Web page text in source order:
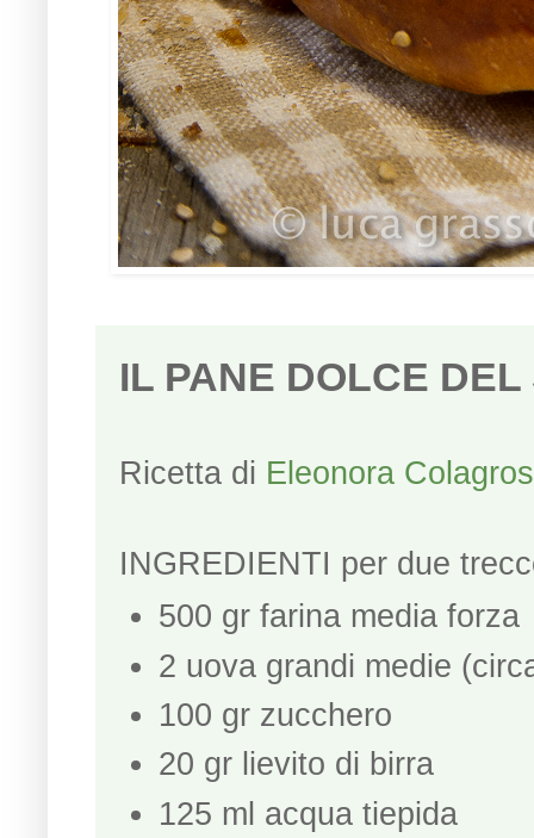
IL PANE DOLCE
Ricetta di Eleonora
INGREDIENTI per due
500 gr farina media forza
2 uova grandi medie
100 gr zucchero
20 gr lievito di birra
125 ml acqua tiepida